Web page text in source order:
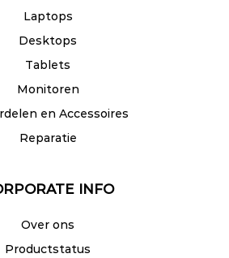
Laptops
Desktops
Tablets
Monitoren
en Accessoires
Reparatie
INFO
Over ons
Productstatus